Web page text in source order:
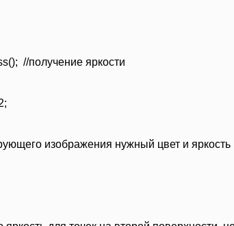
//получение яркости
изображения нужный цвет и яркость